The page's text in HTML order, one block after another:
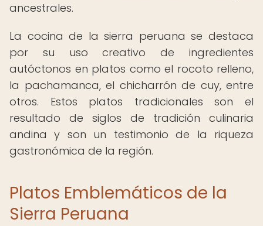
ancestrales.
La cocina de la sierra peruana se destaca
por su uso creativo de ingredientes
autóctonos en platos como el rocoto relleno,
la pachamanca, el chicharrón de cuy, entre
otros. Estos platos tradicionales son el
resultado de siglos de tradición culinaria
andina y son un testimonio de la riqueza
gastronómica de la región.
Platos Emblemáticos de la
Sierra Peruana